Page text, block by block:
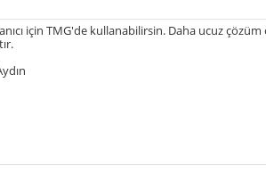
için TMG'de kullanabilirsin. Daha ucuz